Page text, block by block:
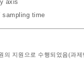
axis
sampling time
지원으로 수행되었음(과